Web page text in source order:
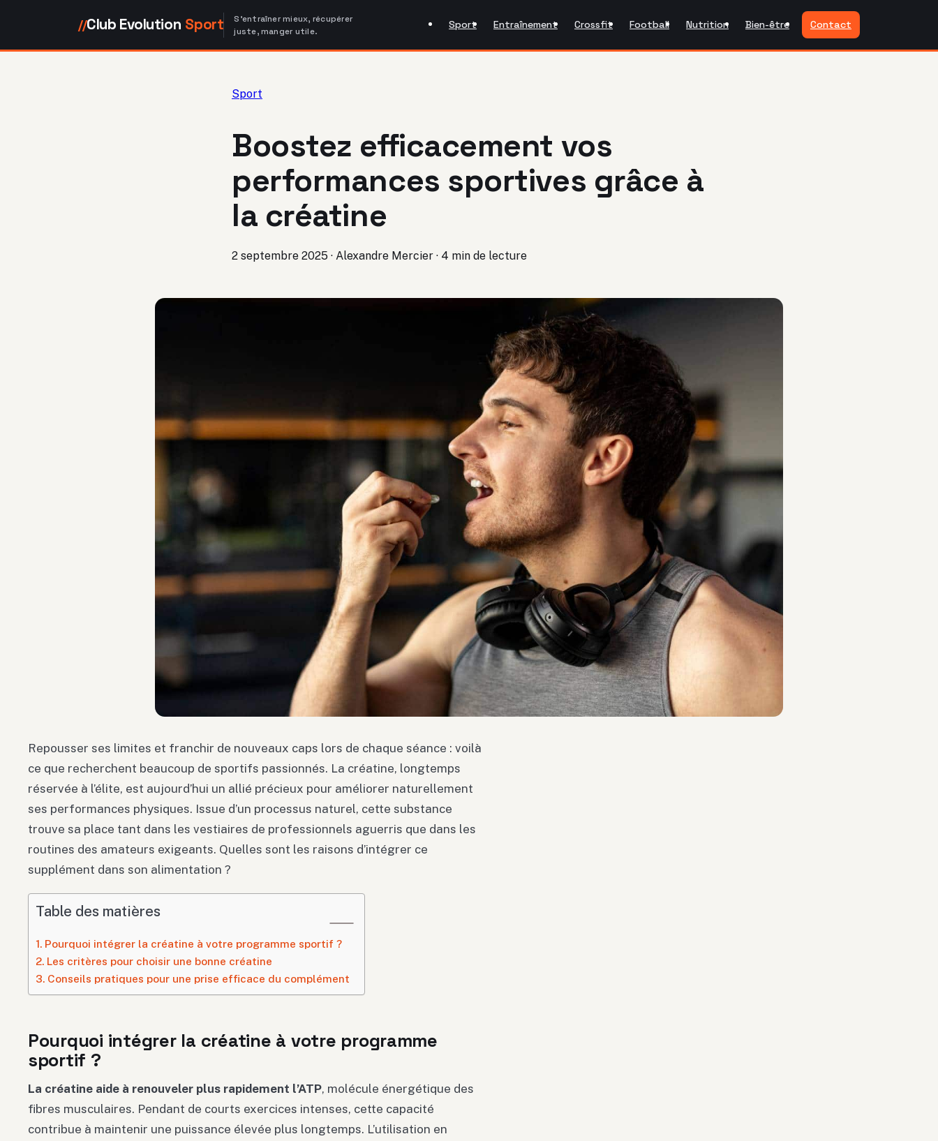
//Club Evolution Sport
S'entraîner mieux, récupérer
juste, manger utile.
Sport Entraînement Crossfit Football Nutrition Bien-être Contact
Sport
Boostez efficacement vos
performances sportives grâce à
la créatine
2 septembre 2025 · Alexandre Mercier · 4 min de lecture
Repousser ses limites et franchir de nouveaux caps lors de chaque séance : voilà
ce que recherchent beaucoup de sportifs passionnés. La créatine, longtemps
réservée à l’élite, est aujourd’hui un allié précieux pour améliorer naturellement
ses performances physiques. Issue d’un processus naturel, cette substance
trouve sa place tant dans les vestiaires de professionnels aguerris que dans les
routines des amateurs exigeants. Quelles sont les raisons d’intégrer ce
supplément dans son alimentation ?
Table des matières
Pourquoi intégrer la créatine à votre programme sportif ?
Les critères pour choisir une bonne créatine
Conseils pratiques pour une prise efficace du complément
Pourquoi intégrer la créatine à votre programme
sportif ?
La créatine aide à renouveler plus rapidement l’ATP, molécule énergétique des
fibres musculaires. Pendant de courts exercices intenses, cette capacité
contribue à maintenir une puissance élevée plus longtemps. L’utilisation en